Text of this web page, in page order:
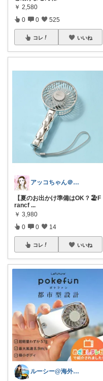
￥ 2,580
0 0 525
コレ いいね
アッコちゃん＠ファッション＆美容💄好き
【夏のお出かけ準備はOK？🏖️F
rancf ...
￥ 3,980
0 0 14
コレ いいね
ルーシー@海外コスメとひとり暮らし